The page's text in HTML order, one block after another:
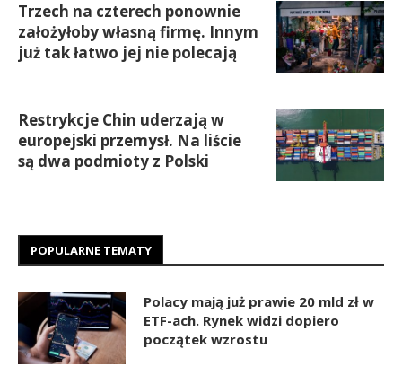
Trzech na czterech ponownie
założyłoby własną firmę. Innym
już tak łatwo jej nie polecają
Restrykcje Chin uderzają w
europejski przemysł. Na liście
są dwa podmioty z Polski
POPULARNE TEMATY
Polacy mają już prawie 20 mld zł w
ETF-ach. Rynek widzi dopiero
początek wzrostu